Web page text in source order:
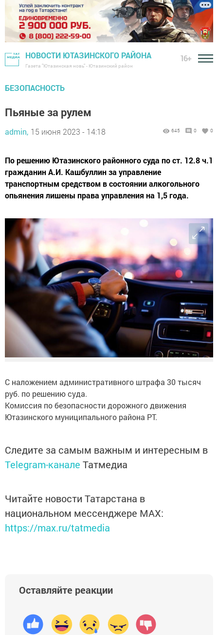
НОВОСТИ ЮТАЗИНСКОГО РАЙОНА
Газета "Ютазинская новь" - Ютазинский район
16+
БЕЗОПАСНОСТЬ
Пьяные за рулем
admin, 15 июня 2023 - 14:18 645 0 0
По решению Ютазинского районного суда по ст. 12.8 ч.1
гражданин А.И. Кашбуллин за управление
транспортным средством в состоянии алкогольного
опьянения лишены права управления на 1,5 года.
С наложением административного штрафа 30 тысяч
руб. по решению суда.
Комиссия по безопасности дорожного движения
Ютазинского муниципального района РТ.
Следите за самым важным и интересным в
Telegram-канале Татмедиа
Читайте новости Татарстана в
национальном мессенджере MАХ:
https://max.ru/tatmedia
Оставляйте реакции